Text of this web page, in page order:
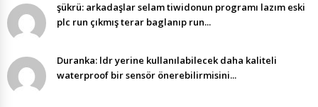
şükrü: arkadaşlar selam tiwidonun programı lazım eski
plc run çıkmış terar baglanıp run...
Duranka: ldr yerine kullanılabilecek daha kaliteli
waterproof bir sensör önerebilirmisini...